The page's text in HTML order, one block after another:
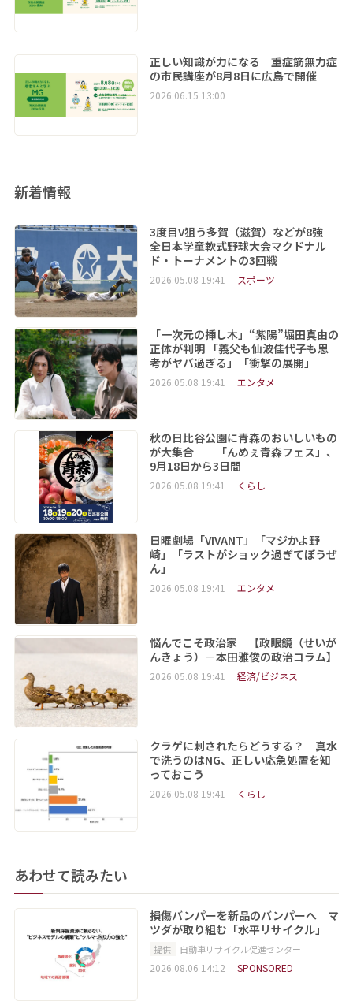
正しい知識が力になる 重症筋無力症
の市民講座が8月8日に広島で開催
2026.06.15 13:00
新着情報
3度目V狙う多賀（滋賀）などが8強
全日本学童軟式野球大会マクドナル
ド・トーナメントの3回戦
2026.05.08 19:41 スポーツ
「一次元の挿し木」“紫陽”堀田真由の
正体が判明 「義父も仙波佳代子も思
考がヤバ過ぎる」「衝撃の展開」
2026.05.08 19:41 エンタメ
秋の日比谷公園に青森のおいしいもの
が大集合 「んめぇ青森フェス」、
9月18日から3日間
2026.05.08 19:41 くらし
日曜劇場「VIVANT」「マジかよ野
崎」「ラストがショック過ぎてぼうぜ
ん」
2026.05.08 19:41 エンタメ
悩んでこそ政治家 【政眼鏡（せいが
んきょう）－本田雅俊の政治コラム】
2026.05.08 19:41 経済/ビジネス
クラゲに刺されたらどうする？ 真水
で洗うのはNG、正しい応急処置を知
っておこう
2026.05.08 19:41 くらし
あわせて読みたい
損傷バンパーを新品のバンパーへ マ
ツダが取り組む「水平リサイクル」
提供 自動車リサイクル促進センター
2026.08.06 14:12 SPONSORED